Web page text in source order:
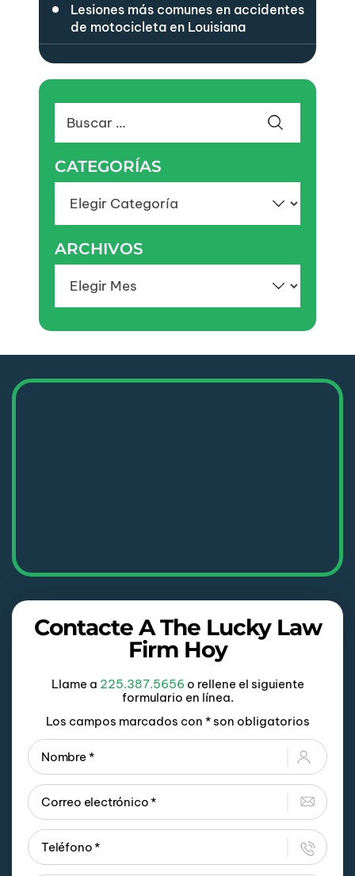
Lesiones más comunes en accidentes
de motocicleta en Louisiana
CATEGORÍAS
ARCHIVOS
Contacte A The Lucky Law
Firm Hoy
Llame a 225.387.5656 o rellene el siguiente
formulario en línea.
Los campos marcados con * son obligatorios